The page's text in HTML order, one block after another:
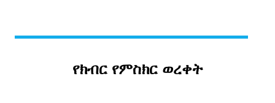
የክብር የምስክር ወረቀት